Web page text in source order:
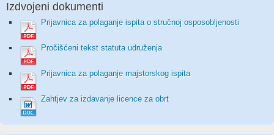
Izdvojeni dokumenti
Prijavnica za polaganje ispita o stručnoj osposobljenosti
Pročišćeni tekst statuta udruženja
Prijavnica za polaganje majstorskog ispita
Zahtjev za izdavanje licence za obrt